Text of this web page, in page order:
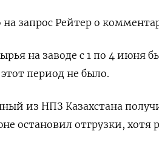
на запрос Рейтер о
на заводе с 1 по 4 июня
период не было.
из НПЗ Казахстана
остановил отгрузки, хотя